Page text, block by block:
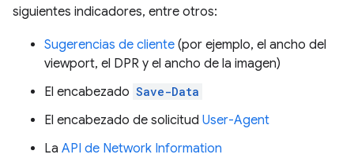
siguientes indicadores, entre otros:
Sugerencias de cliente (por ejemplo, el ancho del
viewport, el DPR y el ancho de la imagen)
El encabezado Save-Data
El encabezado de solicitud User-Agent
La API de Network Information